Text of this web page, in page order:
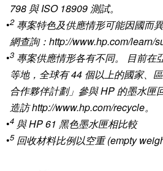
798 與 ISO 18909 測試。
•2專案特色及供應情形可能因國而
網查詢：http://www.hp.com/learn/
•3 專案供應情形各有不同。 目前在
等地，全球有 44 個以上的國家、
合作夥伴計劃」參與 HP 的墨水匣
造訪 http://www.hp.com/recycle。
•4 與 HP 61 黑色墨水匣相比較
•5回收材料比例以空重 (empty